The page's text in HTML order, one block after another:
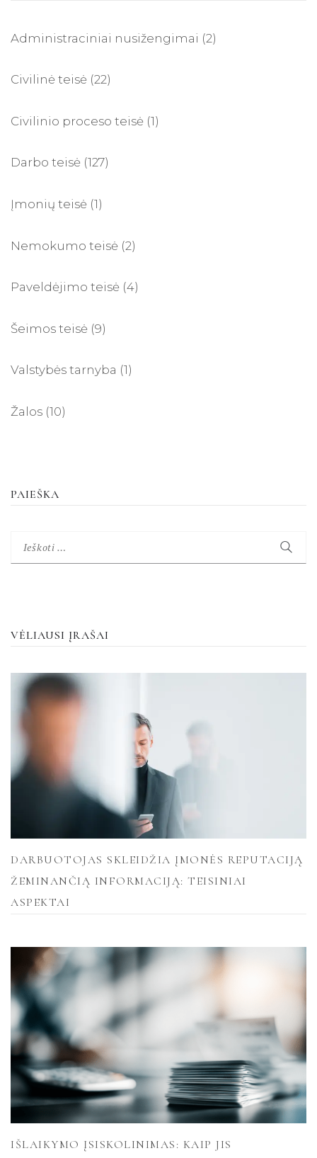
Administraciniai nusižengimai (2)
Civilinė teisė (22)
Civilinio proceso teisė (1)
Darbo teisė (127)
Įmonių teisė (1)
Nemokumo teisė (2)
Paveldėjimo teisė (4)
Šeimos teisė (9)
Valstybės tarnyba (1)
Žalos (10)
PAIEŠKA
Ieškoti:
VĖLIAUSI ĮRAŠAI
DARBUOTOJAS SKLEIDŽIA ĮMONĖS REPUTACIJĄ
ŽEMINANČIĄ INFORMACIJĄ: TEISINIAI
ASPEKTAI
IŠLAIKYMO ĮSISKOLINIMAS: KAIP JIS